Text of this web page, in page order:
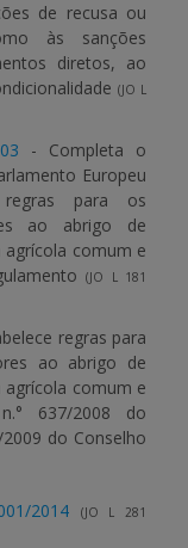
de recusa ou
às sanções
diretos, ao
(JO L
- Completa o
Europeu
para os
ao abrigo de
comum e
(JO L 181
regras para
ao abrigo de
comum e
637/2008 do
do Conselho
2014
(JO L 281